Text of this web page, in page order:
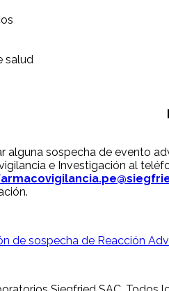
salud
alguna sospecha de evento
e Investigación al
de sospecha de Reacción